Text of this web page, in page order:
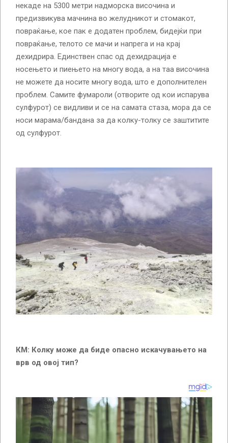
некаде на 5300 метри надморска височина и
предизвикува мачнина во желудникот и стомакот,
повраќање, кое пак е додатен проблем, бидејќи при
повраќање, телото се мачи и напрега и на крај
дехидрира. Единствен спас од дехидрација е
носењето и пиењето на многу вода, а на таа височина
не можете да носите многу вода, што е дополнителен
проблем. Самите фумароли (отворите од кои испарува
сулфурот) се видливи и се на самата стаза, мора да се
носи марама/бандана за да колку-толку се заштитите
од сулфурот.
КМ: Колку може да биде опасно искачувањето на
врв од овој тип?